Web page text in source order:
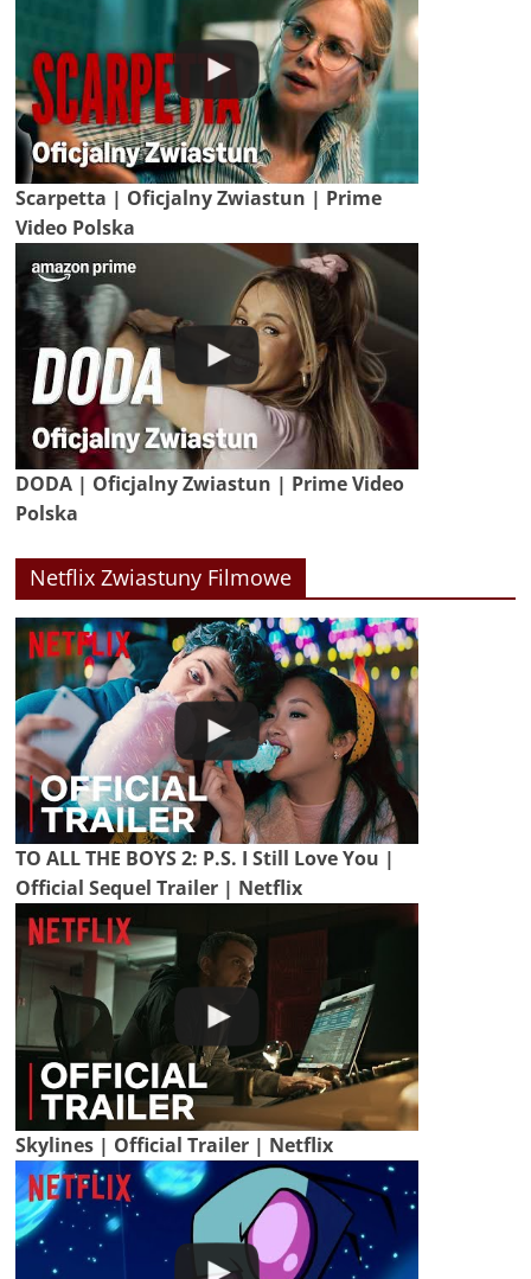
Scarpetta | Oficjalny Zwiastun | Prime
Video Polska
DODA | Oficjalny Zwiastun | Prime Video
Polska
Netflix Zwiastuny Filmowe
TO ALL THE BOYS 2: P.S. I Still Love You |
Official Sequel Trailer | Netflix
Skylines | Official Trailer | Netflix